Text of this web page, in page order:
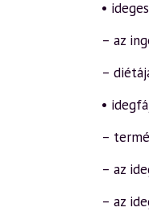
•
– az
–
•
–
– az
– az